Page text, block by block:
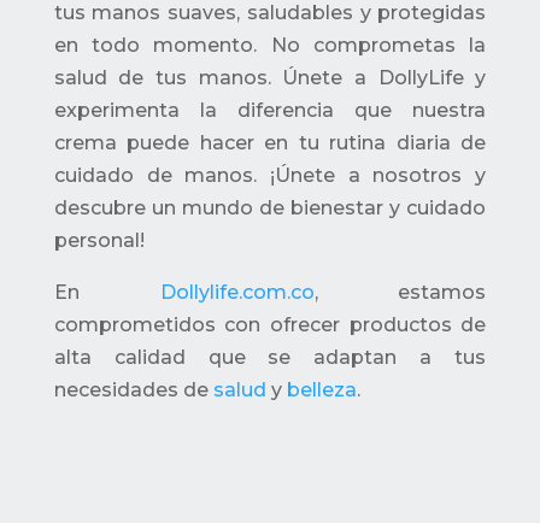
tus manos suaves, saludables y protegidas
en todo momento. No comprometas la
salud de tus manos. Únete a DollyLife y
experimenta la diferencia que nuestra
crema puede hacer en tu rutina diaria de
cuidado de manos. ¡Únete a nosotros y
descubre un mundo de bienestar y cuidado
personal!
En Dollylife.com.co, estamos
comprometidos con ofrecer productos de
alta calidad que se adaptan a tus
necesidades de salud y belleza.